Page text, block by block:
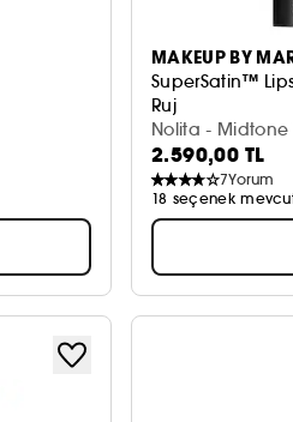
MAKEUP BY
SuperSatin™
Ruj
Nolita - Midtone
2.590,00 TL
7Yorum
18 seçenek